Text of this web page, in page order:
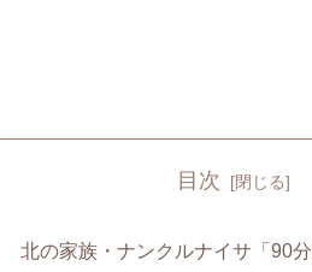
目次
北の家族・ナンクルナイサ「90分